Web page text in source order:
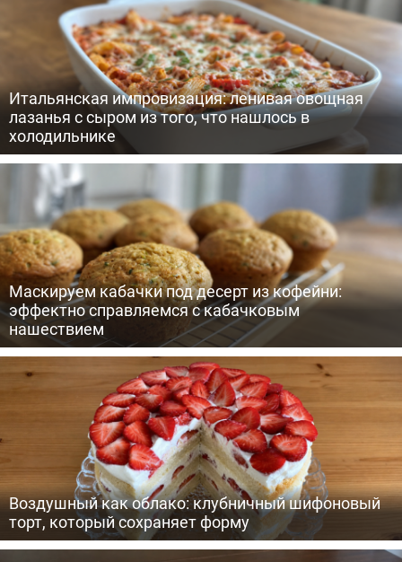
Итальянская импровизация: ленивая овощная
лазанья с сыром из того, что нашлось в
холодильнике
Маскируем кабачки под десерт из кофейни:
эффектно справляемся с кабачковым
нашествием
Воздушный как облако: клубничный шифоновый
торт, который сохраняет форму